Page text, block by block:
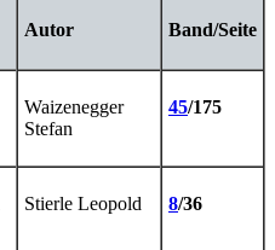
Autor Band/Seite
Waizenegger
Stefan
45/175
Stierle Leopold 8/36